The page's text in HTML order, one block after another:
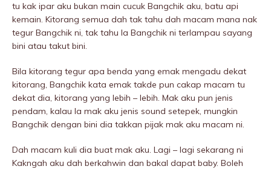
tu kak ipar aku bukan main cucuk Bangchik aku, batu api
kemain. Kitorang semua dah tak tahu dah macam mana nak
tegur Bangchik ni, tak tahu la Bangchik ni terIampau sayang
bini atau takut bini.
Bila kitorang tegur apa benda yang emak mengadu dekat
kitorang, Bangchik kata emak takde pun cakap macam tu
dekat dia, kitorang yang lebih – lebih. Mak aku pun jenis
pendam, kalau la mak aku jenis sound setepek, mungkin
Bangchik dengan bini dia takkan pijak mak aku macam ni.
Dah macam kuIi dia buat mak aku. Lagi – lagi sekarang ni
Kakngah aku dah berkahwin dan bakal dapat baby. Boleh